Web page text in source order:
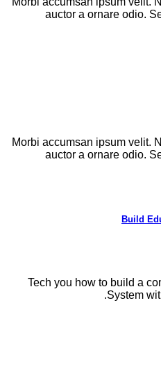
auctor a ornare odio.
Morbi accumsan ipsum velit.
auctor a ornare odio.
Build
Tech you how to build a
System